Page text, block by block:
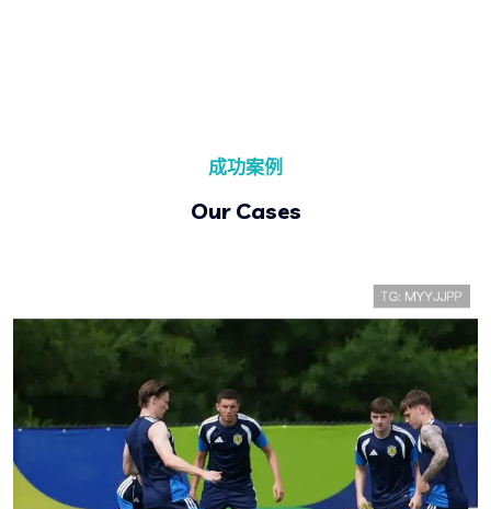
成功案例
Our Cases